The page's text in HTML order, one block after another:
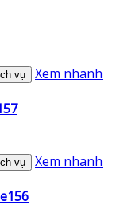
vụ Xem nhanh
vụ Xem nhanh